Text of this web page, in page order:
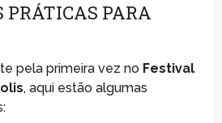
PRÁTICAS PARA
pela primeira vez no Festival
, aqui estão algumas